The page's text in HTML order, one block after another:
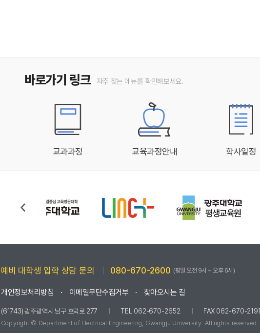
바로가기 링크 자주 찾는 메뉴를 확인해보세요.
교과과정 교육과정안내 학사일정
예비 대학생 입학 상담 문의 080-670-2600 (평일 오전 9시 ~ 오후 6시)
개인정보처리방침 이메일무단수집거부 찾아오시는 길
(61743) 광주광역시 남구 효덕로 277 TEL 062-670-2652 FAX 062-670-2191
Copyright © Department of Electrical Engineering, Gwangju University. All rights reserved.